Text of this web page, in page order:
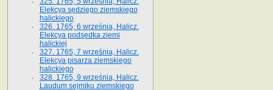
Elekcya sędziego ziemskiego
halickiego
326. 1765, 6 września, Halicz.
Elekcya podsędka ziemi
halickiej
327. 1765, 7 września, Halicz.
Elekcya pisarza ziemskiego
halickiego
328. 1765, 9 września, Halicz.
Laudum sejmiku ziemskiego